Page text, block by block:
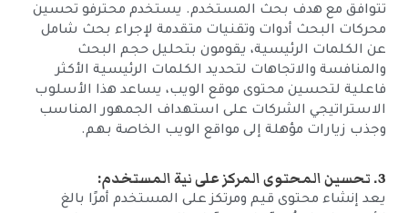
تتوافق مع هدف بحث المستخدم. يستخدم محترفو تحسين
محركات البحث أدوات وتقنيات متقدمة لإجراء بحث شامل
عن الكلمات الرئيسية، يقومون بتحليل حجم البحث
والمنافسة والاتجاهات لتحديد الكلمات الرئيسية الأكثر
فاعلية لتحسين محتوى موقع الويب، يساعد هذا الأسلوب
الاستراتيجي الشركات على استهداف الجمهور المناسب
وجذب زيارات مؤهلة إلى مواقع الويب الخاصة بهم.
3. تحسين المحتوى المركز على نية المستخدم:
يعد إنشاء محتوى قيم ومرتكز على المستخدم أمرًا بالغ